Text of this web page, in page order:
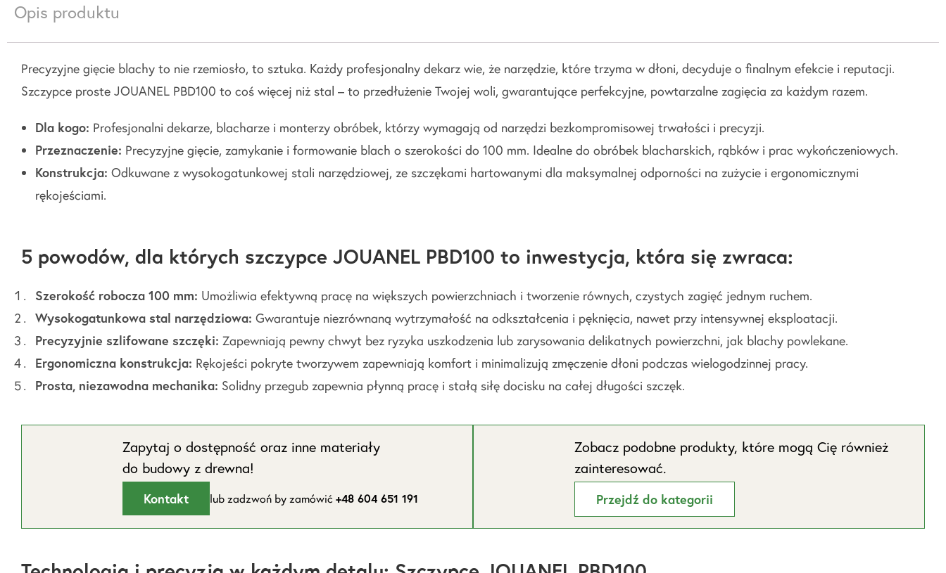
Opis produktu
Precyzyjne gięcie blachy to nie rzemiosło, to sztuka. Każdy profesjonalny dekarz wie, że narzędzie, które trzyma w dłoni, decyduje o finalnym efekcie i reputacji.
Szczypce proste JOUANEL PBD100 to coś więcej niż stal – to przedłużenie Twojej woli, gwarantujące perfekcyjne, powtarzalne zagięcia za każdym razem.
Dla kogo: Profesjonalni dekarze, blacharze i monterzy obróbek, którzy wymagają od narzędzi bezkompromisowej trwałości i precyzji.
Przeznaczenie: Precyzyjne gięcie, zamykanie i formowanie blach o szerokości do 100 mm. Idealne do obróbek blacharskich, rąbków i prac wykończeniowych.
Konstrukcja: Odkuwane z wysokogatunkowej stali narzędziowej, ze szczękami hartowanymi dla maksymalnej odporności na zużycie i ergonomicznymi
rękojeściami.
5 powodów, dla których szczypce JOUANEL PBD100 to inwestycja, która się zwraca:
Szerokość robocza 100 mm: Umożliwia efektywną pracę na większych powierzchniach i tworzenie równych, czystych zagięć jednym ruchem.
Wysokogatunkowa stal narzędziowa: Gwarantuje niezrównaną wytrzymałość na odkształcenia i pęknięcia, nawet przy intensywnej eksploatacji.
Precyzyjnie szlifowane szczęki: Zapewniają pewny chwyt bez ryzyka uszkodzenia lub zarysowania delikatnych powierzchni, jak blachy powlekane.
Ergonomiczna konstrukcja: Rękojeści pokryte tworzywem zapewniają komfort i minimalizują zmęczenie dłoni podczas wielogodzinnej pracy.
Prosta, niezawodna mechanika: Solidny przegub zapewnia płynną pracę i stałą siłę docisku na całej długości szczęk.
Zapytaj o dostępność oraz inne materiały
do budowy z drewna!
Kontakt lub zadzwoń by zamówić+48 604 651 191
Zobacz podobne produkty, które mogą Cię również
zainteresować.
Przejdź do kategorii